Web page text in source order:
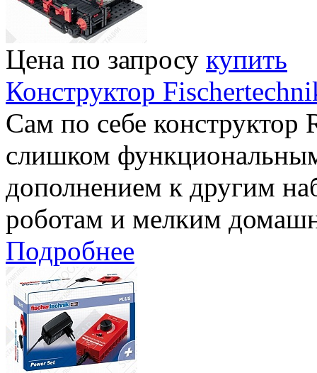
Цена по запросу купить
Конструктор
Сам по себе конструктор
слишком
дополнением к другим
роботам и мелким
Подробнее